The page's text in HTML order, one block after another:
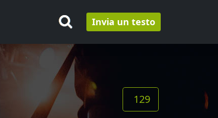
Invia un testo
129